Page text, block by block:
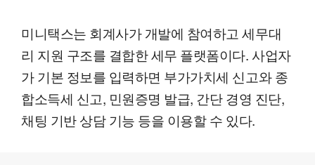
미니택스는 회계사가 개발에 참여하고 세무대
리 지원 구조를 결합한 세무 플랫폼이다. 사업자
가 기본 정보를 입력하면 부가가치세 신고와 종
합소득세 신고, 민원증명 발급, 간단 경영 진단,
채팅 기반 상담 기능 등을 이용할 수 있다.